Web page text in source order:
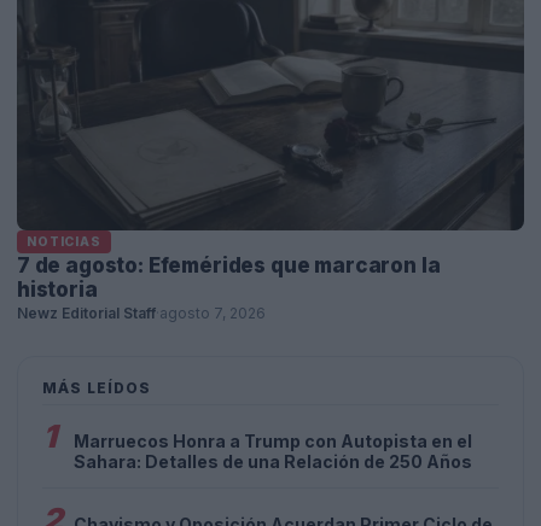
NOTICIAS
7 de agosto: Efemérides que marcaron la
historia
Newz Editorial Staff agosto 7, 2026
MÁS LEÍDOS
1
Marruecos Honra a Trump con Autopista en el
Sahara: Detalles de una Relación de 250 Años